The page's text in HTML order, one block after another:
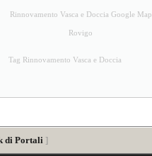
Rinnovamento Vasca e Doccia Google Map
Rovigo
Tag Rinnovamento Vasca e Doccia
di Portali ]